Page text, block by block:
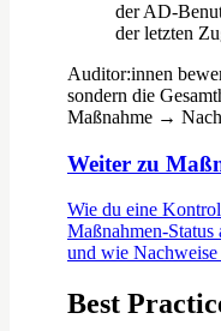
der AD-
der letzten
Auditor:innen
sondern die
Maßnahme →
Weiter zu
Wie du eine
Maßnahmen-Status
und wie Nachweise
Best